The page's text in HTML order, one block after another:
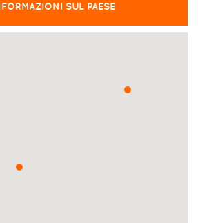
SUL PAESE